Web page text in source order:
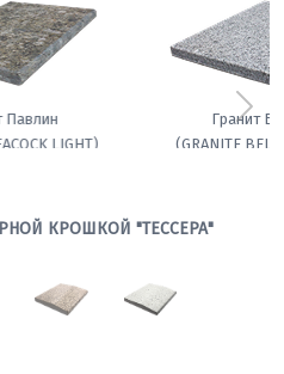
Амфиболит гранатовый
КРОШКОЙ "ТЕССЕРА"